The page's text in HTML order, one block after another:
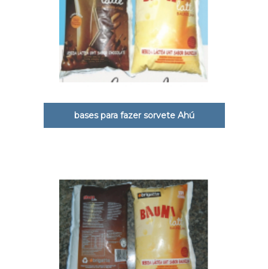
bases para fazer sorvete Ahú